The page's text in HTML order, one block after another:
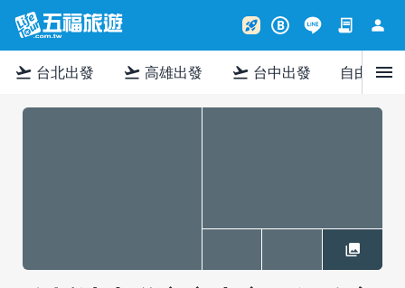
rocket_launch B contract person
flight_takeoff 台北出發 flight_takeoff 高雄出發 flight_takeoff 台中出發 自由行menu